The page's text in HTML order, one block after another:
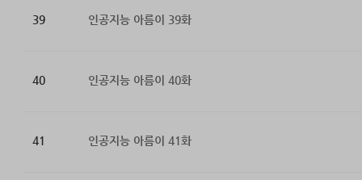
39 인공지능 아름이 39화
40 인공지능 아름이 40화
41 인공지능 아름이 41화